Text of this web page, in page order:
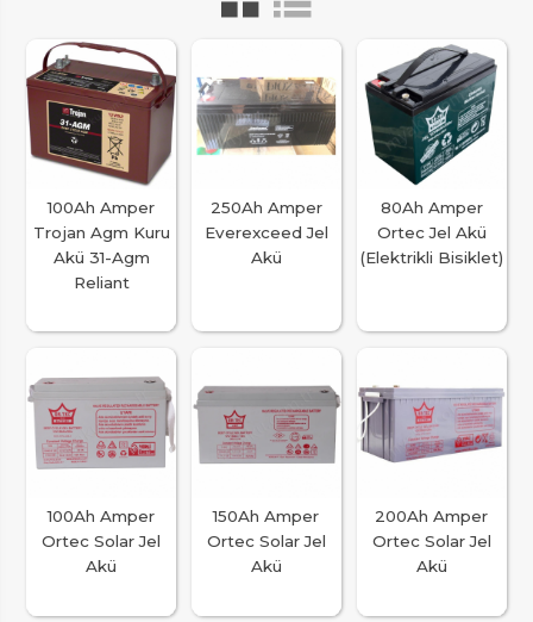
100Ah Amper
Trojan Agm Kuru
Akü 31-Agm
Reliant
250Ah Amper
Everexceed Jel
Akü
80Ah Amper
Ortec Jel Akü
(Elektrikli Bisiklet)
100Ah Amper
Ortec Solar Jel
Akü
150Ah Amper
Ortec Solar Jel
Akü
200Ah Amper
Ortec Solar Jel
Akü